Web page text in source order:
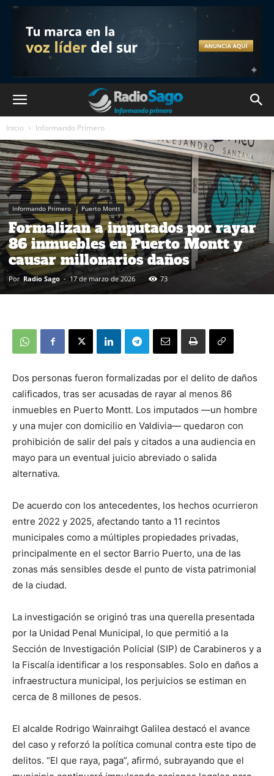
Inicio Informando Primero
Informando Primero Puerto Montt
Formalizan a imputados por rayar
86 inmuebles en Puerto Montt y
causar millonarios daños
Por Radio Sago - 17 de marzo de 2026 73
Dos personas fueron formalizadas por el delito de daños
calificados, tras ser acusadas de rayar al menos 86
inmuebles en Puerto Montt. Los imputados —un hombre
y una mujer con domicilio en Valdivia— quedaron con
prohibición de salir del país y citados a una audiencia en
mayo para un eventual juicio abreviado o salida
alternativa.
De acuerdo con los antecedentes, los hechos ocurrieron
entre 2022 y 2025, afectando tanto a 11 recintos
municipales como a múltiples propiedades privadas,
principalmente en el sector Barrio Puerto, una de las
zonas más sensibles desde el punto de vista patrimonial
de la ciudad.
La investigación se originó tras una querella presentada
por la Unidad Penal Municipal, lo que permitió a la
Sección de Investigación Policial (SIP) de Carabineros y a
la Fiscalía identificar a los responsables. Solo en daños a
infraestructura municipal, los perjuicios se estiman en
cerca de 8 millones de pesos.
El alcalde Rodrigo Wainraihgt Galilea destacó el avance
del caso y reforzó la política comunal contra este tipo de
delitos. “El que raya, paga”, afirmó, subrayando que el